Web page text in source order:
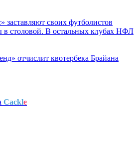
заставляют своих футболистов
в столовой. В остальных клубах НФЛ
отчислит квотербека Брайана
Cackle